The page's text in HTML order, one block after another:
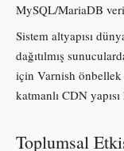
MySQL/MariaDB
Sistem altyapısı
dağıtılmış
için Varnish
katmanlı CDN
Toplumsal